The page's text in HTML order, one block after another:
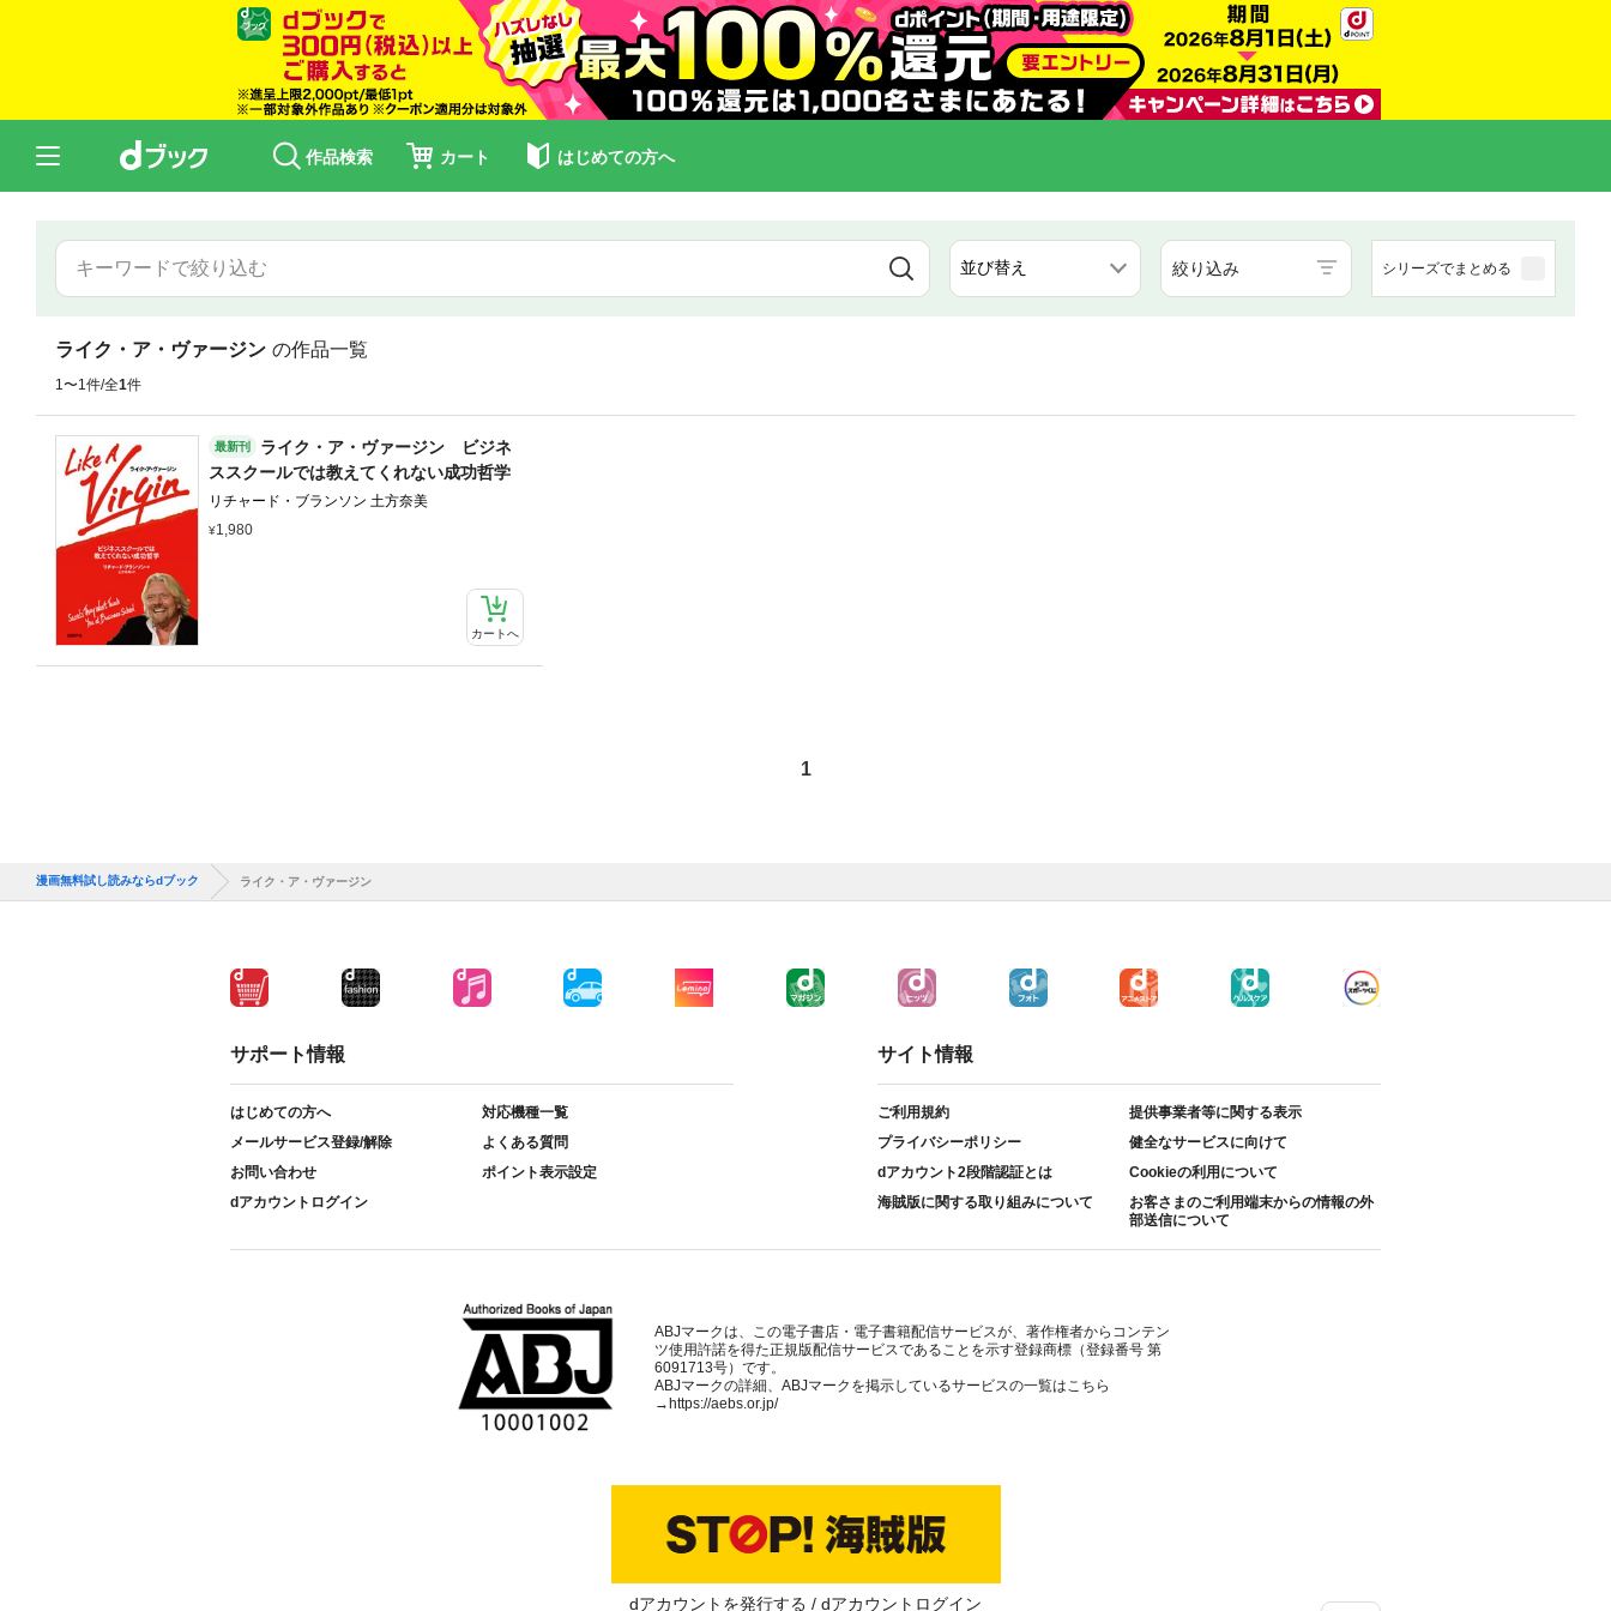
作品検索 カート はじめての方へ
絞り込み シリーズでまとめる
ライク・ア・ヴァージン の作品一覧
1〜1件/全1件
最新刊
ライク・ア・ヴァージン ビジネ
ススクールでは教えてくれない成功哲学
リチャード・ブランソン 土方奈美
1,980
カートへ
1
漫画無料試し読みならdブック ライク・ア・ヴァージン
サポート情報
はじめての方へ
対応機種一覧
メールサービス登録/解除
よくある質問
お問い合わせ
ポイント表示設定
dアカウントログイン
サイト情報
ご利用規約
提供事業者等に関する表示
プライバシーポリシー
健全なサービスに向けて
dアカウント2段階認証とは
Cookieの利用について
海賊版に関する取り組みについて
お客さまのご利用端末からの情報の外
部送信について
ABJマークは、この電子書店・電子書籍配信サービスが、著作権者からコンテン
ツ使用許諾を得た正規版配信サービスであることを示す登録商標（登録番号 第
6091713号）です。
ABJマークの詳細、ABJマークを掲示しているサービスの一覧はこちら
→https://aebs.or.jp/
dアカウントを発行する dアカウントログイン